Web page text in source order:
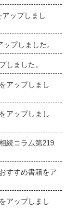
ップしまし
プしました。
しました。
アップしまし
アップしまし
続コラム第219
すすめ書籍をア
アップしまし